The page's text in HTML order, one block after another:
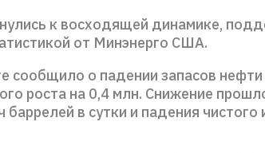
к восходящей динамике,
от Минэнерго США.
сообщило о падении запасов
роста на 0,4 млн. Снижение
в сутки и падения чистого